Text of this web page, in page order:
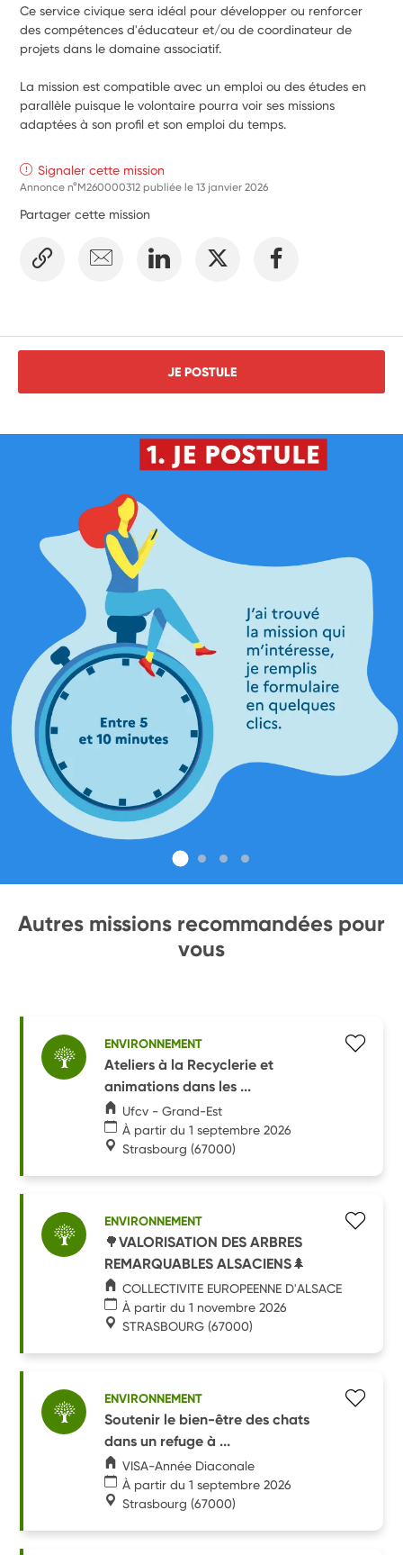
Ce service civique sera idéal pour développer ou renforcer
des compétences d'éducateur et/ou de coordinateur de
projets dans le domaine associatif.
La mission est compatible avec un emploi ou des études en
parallèle puisque le volontaire pourra voir ses missions
adaptées à son profil et son emploi du temps.
Signaler cette mission
Annonce n°M260000312 publiée le13 janvier 2026
Partager cette mission
JE POSTULE
Autres missions recommandées pour
vous
ENVIRONNEMENT
Ateliers à la Recyclerie et
animations dans les ...
Ufcv - Grand-Est
À partir du 1 septembre 2026
Strasbourg (67000)
ENVIRONNEMENT
🌳VALORISATION DES ARBRES
REMARQUABLES ALSACIENS🌲
COLLECTIVITE EUROPEENNE D'ALSACE
À partir du 1 novembre 2026
STRASBOURG (67000)
ENVIRONNEMENT
Soutenir le bien-être des chats
dans un refuge à ...
VISA-Année Diaconale
À partir du 1 septembre 2026
Strasbourg (67000)